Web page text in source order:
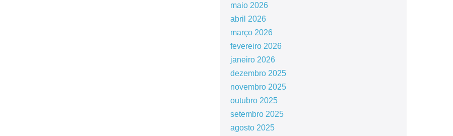
maio 2026
abril 2026
março 2026
fevereiro 2026
janeiro 2026
dezembro 2025
novembro 2025
outubro 2025
setembro 2025
agosto 2025